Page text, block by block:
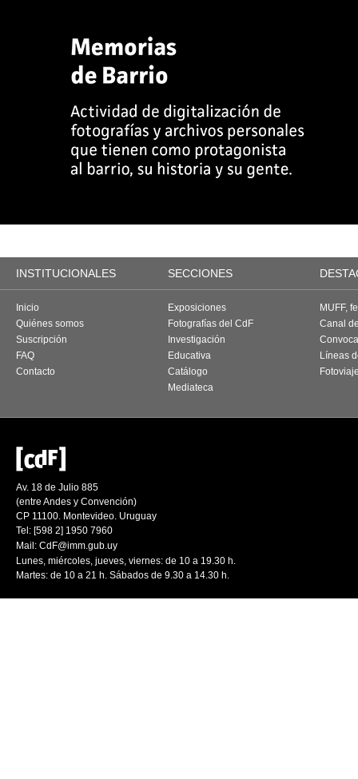
INSTITUCIONALES SECCIONES
Inicio
Quiénes somos
Suscripción
FAQ
Contacto
Exposiciones
Fotografías del CdF
Investigación
Educativa
Catálogo
Mediateca
MUFF,
Canal
Líneas
Av. 18 de Julio 885
(entre Andes y Convención)
CP 11100. Montevideo. Uruguay
Tel: [598 2] 1950 7960
Mail: CdF@imm.gub.uy
Lunes, miércoles, jueves, viernes: de 10 a 19.30 h.
Martes: de 10 a 21 h. Sábados de 9.30 a 14.30 h.